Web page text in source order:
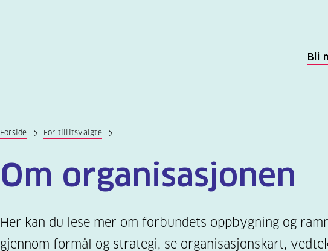
Bli
Forside For tillitsvalgte
Om organisasjonen
Her kan du lese mer om forbundets oppbygning og
gjennom formål og strategi, se organisasjonskart,